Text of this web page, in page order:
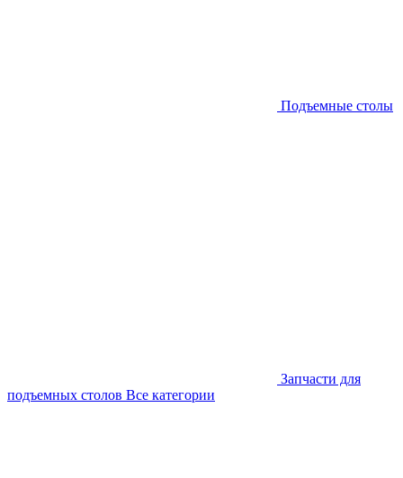
Подъемные столы
Запчасти для
подъемных столов Все категории